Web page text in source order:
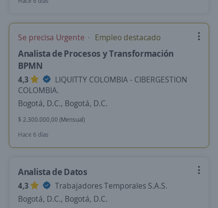
Se precisa Urgente Empleo destacado
Analista de Procesos y Transformación
BPMN
4,3
LIQUITTY COLOMBIA - CIBERGESTION
COLOMBIA.
Bogotá, D.C., Bogotá, D.C.
$ 2.300.000,00 (Mensual)
Hace 6 días
Analista de Datos
4,3
Trabajadores Temporales S.A.S.
Bogotá, D.C., Bogotá, D.C.